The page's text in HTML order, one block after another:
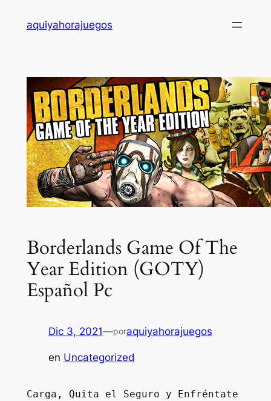
aquiyahorajuegos
Borderlands Game Of The
Year Edition (GOTY)
Español Pc
Dic 3, 2021—poraquiyahorajuegos
en Uncategorized
Carga, Quita el Seguro y Enfréntate